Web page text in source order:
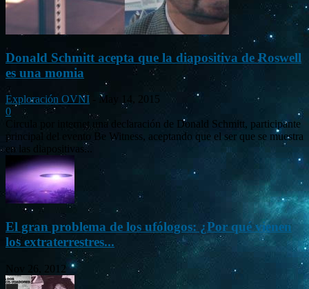
Donald Schmitt acepta que la diapositiva de Roswell
es una momia
Exploración OVNI
May 14, 2015
0
Circula por internet una declaración de Donald Schmitt, participante
principal del evento Be Witness, aceptando que el ser que se muestra
en las diapositivas...
El gran problema de los ufólogos: ¿Por qué vienen
los extraterrestres...
Nov 26, 2012